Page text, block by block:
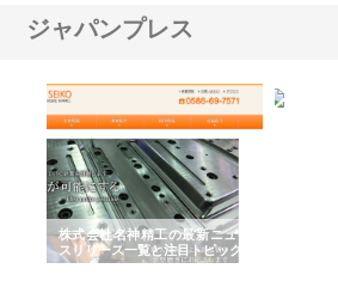
ジャパンプレス
株式会社名神精工の最新ニュー
スリリース一覧と注目トピック